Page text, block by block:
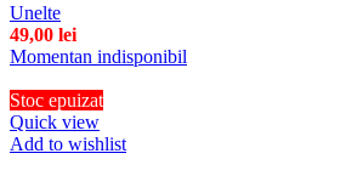
Unelte
49,00 lei
Momentan indisponibil
Stoc epuizat
Quick view
Add to wishlist